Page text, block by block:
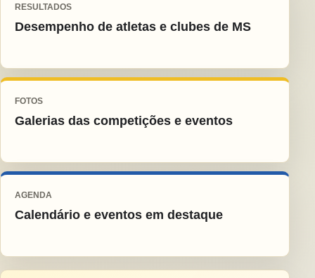
RESULTADOS
Desempenho de atletas e clubes de MS
FOTOS
Galerias das competições e eventos
AGENDA
Calendário e eventos em destaque